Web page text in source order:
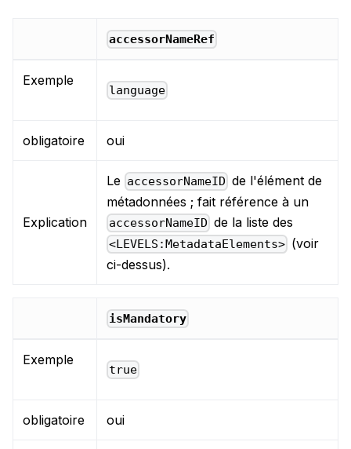
accessorNameRef
Exemple
language
obligatoire oui
Explication
Le accessorNameID de l'élément de
métadonnées ; fait référence à un
accessorNameID de la liste des
<LEVELS:MetadataElements> (voir
ci-dessus).
isMandatory
Exemple
true
obligatoire oui